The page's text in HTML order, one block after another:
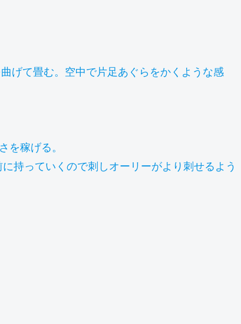
げて畳む。空中で片足あぐらをかくような感
を稼げる。
持っていくので刺しオーリーがより刺せるよう